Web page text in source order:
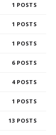
1
1
1
6
4
1
13